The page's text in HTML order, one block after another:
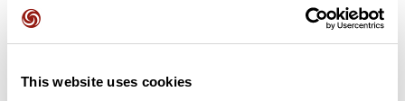
This website uses cookies
Avis des utilisateurs